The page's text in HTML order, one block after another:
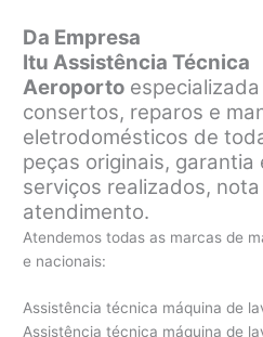
Da Empresa
Itu Assistência Técnica
Aeroporto
consertos, reparos e
eletrodomésticos de
peças originais, garantia
serviços realizados,
atendimento.
Atendemos todas as marcas de
e nacionais:
Assistência técnica máquina de
Assistência técnica máquina de